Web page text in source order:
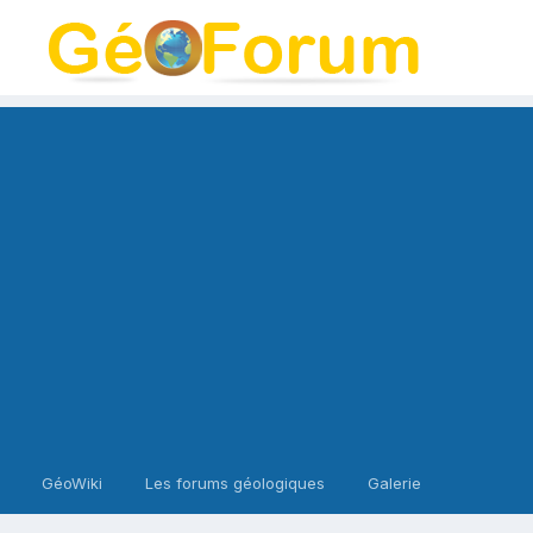
GéoWiki Les forums géologiques Galerie